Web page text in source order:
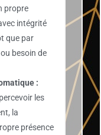
propre
intégrité
que par
besoin de
:
les
la
présence